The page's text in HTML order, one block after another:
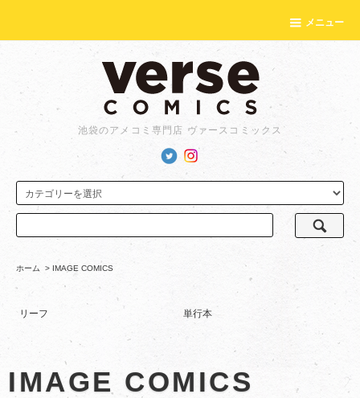
メニュー
池袋のアメコミ専門店 ヴァースコミックス
ホーム > IMAGE COMICS
リーフ 単行本
IMAGE COMICS